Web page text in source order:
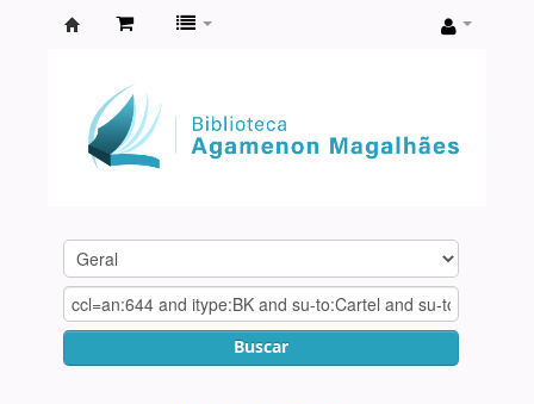
Agamenon
Magalhães
Buscar